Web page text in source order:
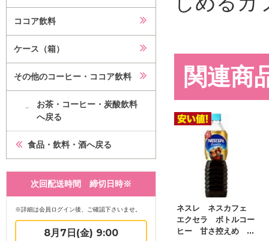
ココア飲料
ケース（箱）
その他のコーヒー・ココア飲料
お茶・コーヒー・炭酸飲料
へ戻る
食品・飲料・酒へ戻る
次回配送時間 締切日時※
※詳細は会員ログイン後、ご確認下さいませ。
8月7日(金) 9:00
関連商
ネスレ ネスカフェ
エクセラ ボトルコー
ヒー 甘さ控えめ ...